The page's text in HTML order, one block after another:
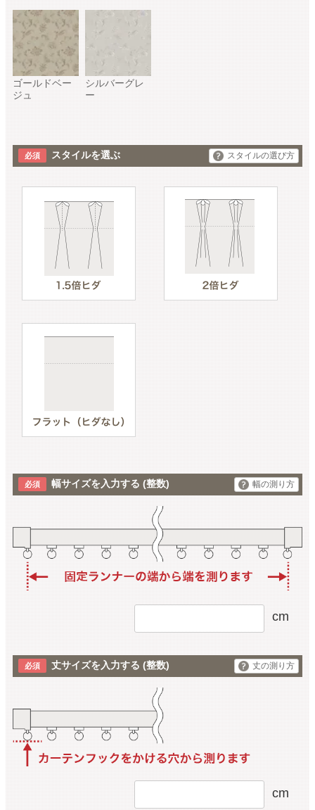
ゴールドベー
ジュ
シルバーグレ
ー
スタイルを選ぶ スタイルの選び方
幅サイズを入力する (整数) 幅の測り方
cm
丈サイズを入力する (整数) 丈の測り方
cm